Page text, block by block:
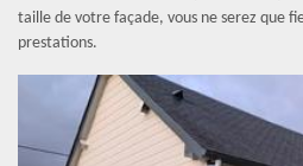
taille de votre façade, vous ne serez que
prestations.